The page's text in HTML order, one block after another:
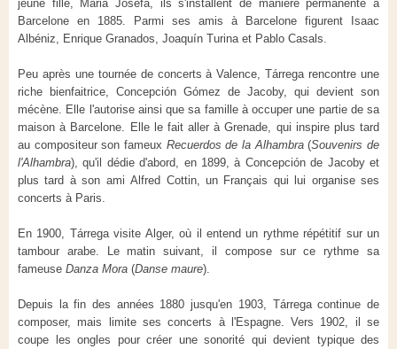
jeune fille, Maria Josefa, ils s'installent de manière permanente à
Barcelone en 1885. Parmi ses amis à Barcelone figurent Isaac
Albéniz, Enrique Granados, Joaquín Turina et Pablo Casals.
Peu après une tournée de concerts à Valence, Tárrega rencontre une
riche bienfaitrice, Concepción Gómez de Jacoby, qui devient son
mécène. Elle l'autorise ainsi que sa famille à occuper une partie de sa
maison à Barcelone. Elle le fait aller à Grenade, qui inspire plus tard
au compositeur son fameux Recuerdos de la Alhambra(Souvenirs de
l'Alhambra), qu'il dédie d'abord, en 1899, à Concepción de Jacoby et
plus tard à son ami Alfred Cottin, un Français qui lui organise ses
concerts à Paris.
En 1900, Tárrega visite Alger, où il entend un rythme répétitif sur un
tambour arabe. Le matin suivant, il compose sur ce rythme sa
fameuse Danza Mora (Danse maure).
Depuis la fin des années 1880 jusqu'en 1903, Tárrega continue de
composer, mais limite ses concerts à l'Espagne. Vers 1902, il se
coupe les ongles pour créer une sonorité qui devient typique des